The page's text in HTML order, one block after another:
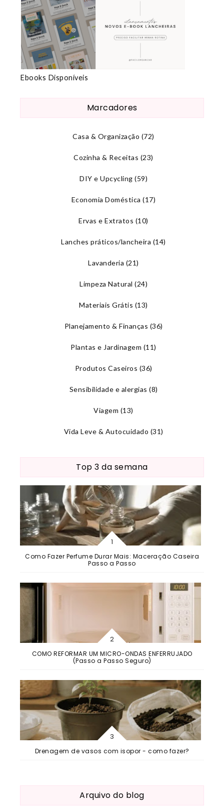
Ebooks Disponíveis
Marcadores
Casa & Organização (72)
Cozinha & Receitas (23)
DIY e Upcycling (59)
Economia Doméstica (17)
Ervas e Extratos (10)
Lanches práticos/lancheira (14)
Lavanderia (21)
Limpeza Natural (24)
Materiais Grátis (13)
Planejamento & Finanças (36)
Plantas e Jardinagem (11)
Produtos Caseiros (36)
Sensibilidade e alergias (8)
Viagem (13)
Vida Leve & Autocuidado (31)
Top 3 da semana
Como Fazer Perfume Durar Mais: Maceração Caseira
Passo a Passo
COMO REFORMAR UM MICRO-ONDAS ENFERRUJADO
(Passo a Passo Seguro)
Drenagem de vasos com isopor - como fazer?
Arquivo do blog